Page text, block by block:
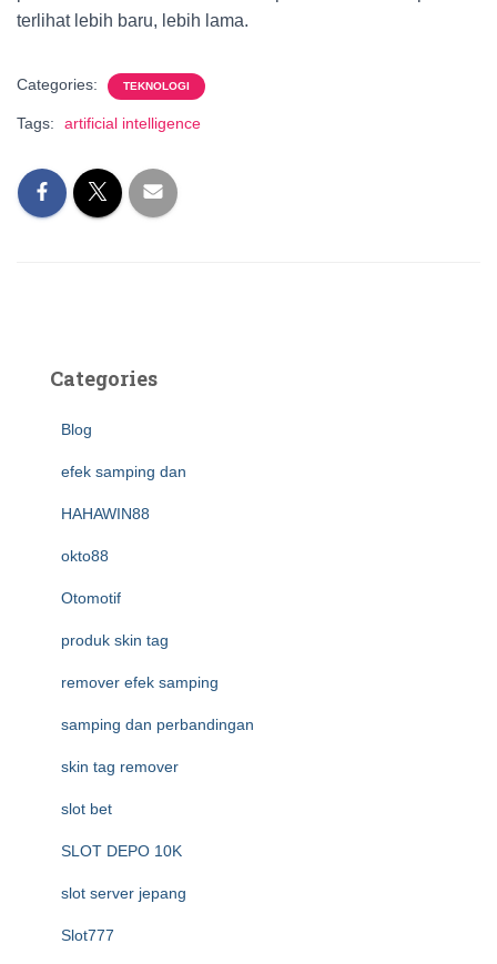
terlihat lebih baru, lebih lama.
Categories: TEKNOLOGI
Tags: artificial intelligence
Categories
Blog
efek samping dan
HAHAWIN88
okto88
Otomotif
produk skin tag
remover efek samping
samping dan perbandingan
skin tag remover
slot bet
SLOT DEPO 10K
slot server jepang
Slot777